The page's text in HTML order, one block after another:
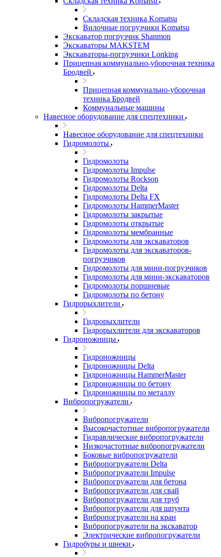
Складская техника Komatsu
Вилочные погрузчики Komatsu
Экскаватор погрузчик Shanmon
Экскаваторы MAKSTEM
Экскаваторы-погрузчики Lonking
Прицепная коммунально-уборочная техника
Бродвей
Прицепная коммунально-уборочная
техника Бродвей
Коммунальные машины
Навесное оборудование для спецтехники
Навесное оборудование для спецтехники
Гидромолоты
Гидромолоты
Гидромолоты Impulse
Гидромолоты Rockson
Гидромолоты Delta
Гидромолоты Delta FX
Гидромолоты HammerMaster
Гидромолоты закрытые
Гидромолоты открытые
Гидромолоты мембранные
Гидромолоты для экскаваторов
Гидромолоты для экскаваторов-
погрузчиков
Гидромолоты для мини-погрузчиков
Гидромолоты для мини-экскаваторов
Гидромолоты поршневые
Гидромолоты по бетону
Гидрорыхлители
Гидрорыхлители
Гидрорыхлители для экскаваторов
Гидроножницы
Гидроножницы
Гидроножницы Delta
Гидроножницы HammerMaster
Гидроножницы по бетону
Гидроножницы по металлу
Вибропогружатели
Вибропогружатели
Высокочастотные вибропогружатели
Гидравлические вибропогружатели
Низкочастотные вибропогружатели
Боковые вибропогружатели
Вибропогружатели Delta
Вибропогружатели Impulse
Вибропогружатели для бетона
Вибропогружатели для свай
Вибропогружатели для труб
Вибропогружатели для шпунта
Вибропогружатели на кран
Вибропогружатели на экскаватор
Электрические вибропогружатели
Гидробуры и шнеки